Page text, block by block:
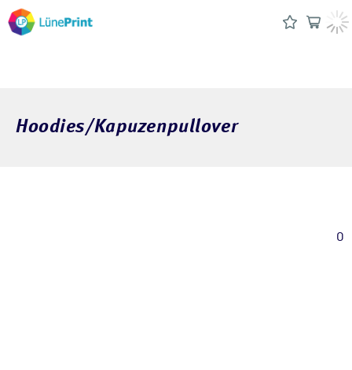
Hoodies/Kapuzenpullover
0